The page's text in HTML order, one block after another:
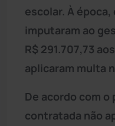
escolar. À
imputaram ao
R$ 291.707,73
aplicaram multa
De acordo com o
contratada não